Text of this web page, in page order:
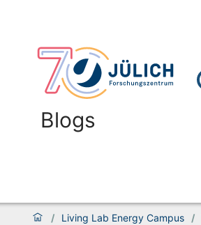
Blogs
/ Living Lab Energy Campus /